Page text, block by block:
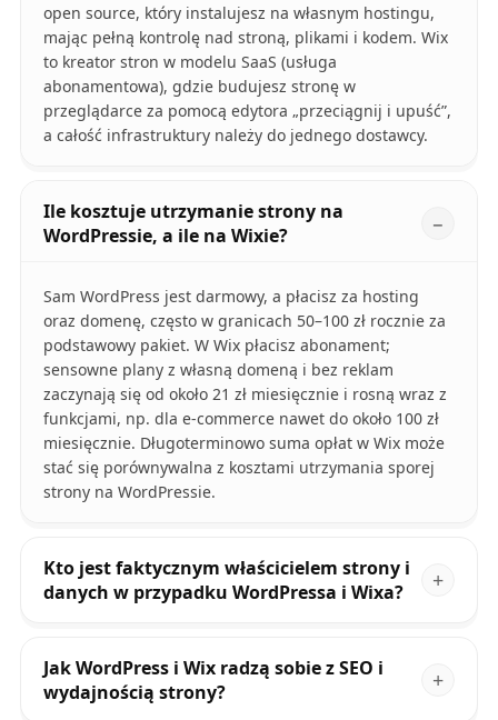
open source, który instalujesz na własnym hostingu,
mając pełną kontrolę nad stroną, plikami i kodem. Wix
to kreator stron w modelu SaaS (usługa
abonamentowa), gdzie budujesz stronę w
przeglądarce za pomocą edytora „przeciągnij i upuść”,
a całość infrastruktury należy do jednego dostawcy.
Ile kosztuje utrzymanie strony na
WordPressie, a ile na Wixie?
Sam WordPress jest darmowy, a płacisz za hosting
oraz domenę, często w granicach 50–100 zł rocznie za
podstawowy pakiet. W Wix płacisz abonament;
sensowne plany z własną domeną i bez reklam
zaczynają się od około 21 zł miesięcznie i rosną wraz z
funkcjami, np. dla e-commerce nawet do około 100 zł
miesięcznie. Długoterminowo suma opłat w Wix może
stać się porównywalna z kosztami utrzymania sporej
strony na WordPressie.
Kto jest faktycznym właścicielem strony i
danych w przypadku WordPressa i Wixa?
Jak WordPress i Wix radzą sobie z SEO i
wydajnością strony?